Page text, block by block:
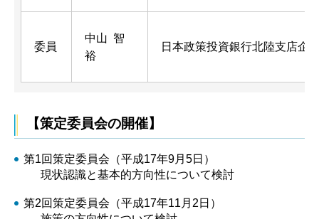
委員
中山 智
裕
日本政策投資銀行北陸支店企
【策定委員会の開催】
第1回策定委員会（平成17年9月5日）
現状認識と基本的方向性について検討
第2回策定委員会（平成17年11月2日）